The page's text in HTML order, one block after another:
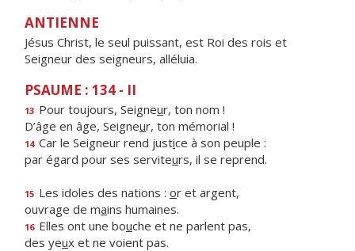
ANTIENNE
Jésus Christ, le seul puissant, est Roi des rois et
Seigneur des seigneurs, alléluia.
PSAUME : 134 - II
13 Pour toujours, Seigneur, ton nom !
D’âge en âge, Seigneur, ton mémorial !
14 Car le Seigneur rend justice à son peuple :
par égard pour ses serviteurs, il se reprend.
15 Les idoles des nations : or et argent,
ouvrage de mains humaines.
16 Elles ont une bouche et ne parlent pas,
des yeux et ne voient pas.